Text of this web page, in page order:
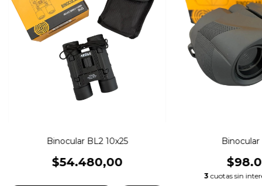
Binocular BL2 10x25
$54.480,00
Binocular
3 cuotas sin